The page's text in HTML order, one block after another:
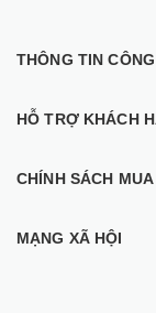
THÔNG TIN
HỖ TRỢ KHÁCH
CHÍNH SÁCH
MẠNG XÃ HỘI